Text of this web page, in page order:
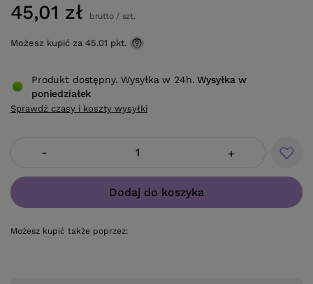
45,01 zł brutto/ szt.
Możesz kupić za 45.01 pkt.
- +
Dodaj do koszyka
Możesz kupić także poprzez:
Produkt dostępny. Wysyłka w 24h. Wysyłkaw
poniedziałek
Sprawdź czasy i koszty wysyłki